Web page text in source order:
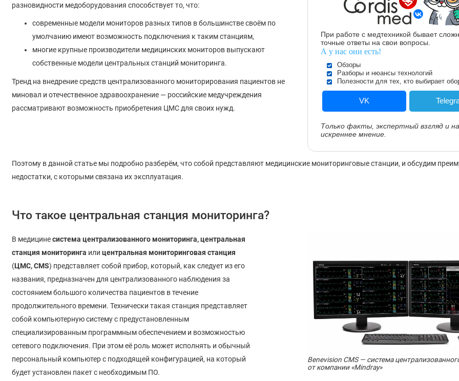
разновидности медоборудования способствует то, что:
современные модели мониторов разных типов в большинстве своём по
умолчанию имеют возможность подключения к таким станциям,
многие крупные производители медицинских мониторов выпускают
собственные модели центральных станций мониторинга.
Тренд на внедрение средств централизованного мониторирования пациентов не
миновал и отечественное здравоохранение — российские медучреждения
рассматривают возможность приобретения ЦМС для своих нужд.
При работе с медтехникой бывает
точные ответы на свои вопросы.
А у нас они есть!
Обзоры
Разборы и нюансы технологий
Полезности для тех, кто выбирает
VK
Только факты, экспертный взгляд и
искреннее мнение.
Поэтому в данной статье мы подробно разберём, что собой представляют медицинские мониторинговые станции, и обсудим
недостатки, с которыми связана их эксплуатация.
Что такое центральная станция мониторинга?
В медицинесистема централизованного мониторинга,центральная
станция мониторинга или центральная мониторинговая станция
(ЦМС,CMS) представляет собой прибор, который, как следует из его
названия, предназначен для централизованного наблюдения за
состоянием большого количества пациентов в течение
продолжительного времени. Технически такая станция представляет
собой компьютерную систему с предустановленным
специализированным программным обеспечением и возможностью
сетевого подключения. При этом её роль может исполнять и обычный
персональный компьютер с подходящей конфигурацией, на который
будет установлен пакет с необходимым ПО.
Benevision CMS — система
от компании «Mindray»